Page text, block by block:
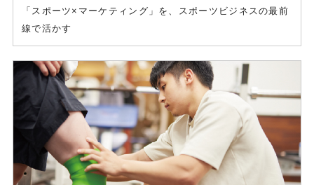
「スポーツ×マーケティング」を、スポーツビジネスの最前
線で活かす